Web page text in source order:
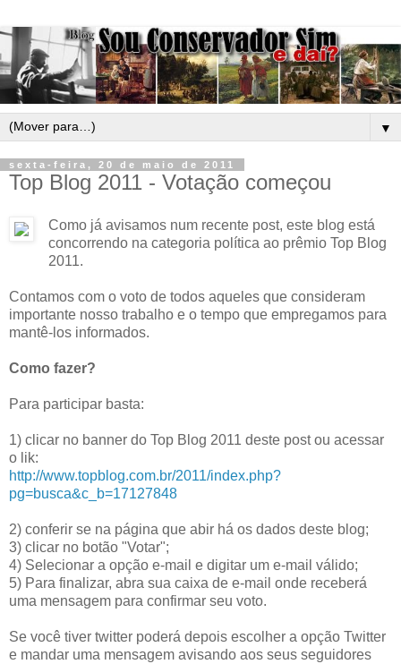
▼
sexta-feira, 20 de maio de 2011
Top Blog 2011 - Votação começou
Como já avisamos num recente post, este blog está
concorrendo na categoria política ao prêmio Top Blog
2011.
Contamos com o voto de todos aqueles que consideram
importante nosso trabalho e o tempo que empregamos para
mantê-los informados.
Como fazer?
Para participar basta:
1) clicar no banner do Top Blog 2011 deste post ou acessar
o lik:
http://www.topblog.com.br/2011/index.php?
pg=busca&c_b=17127848
2) conferir se na página que abir há os dados deste blog;
3) clicar no botão "Votar";
4) Selecionar a opção e-mail e digitar um e-mail válido;
5) Para finalizar, abra sua caixa de e-mail onde receberá
uma mensagem para confirmar seu voto.
Se você tiver twitter poderá depois escolher a opção Twitter
e mandar uma mensagem avisando aos seus seguidores